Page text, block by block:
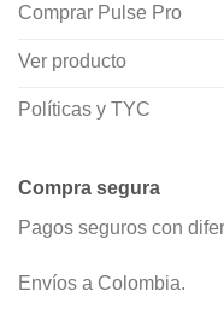
Comprar Pulse Pro
Ver producto
Políticas y TYC
Compra segura
Pagos seguros con
Envíos a Colombia.